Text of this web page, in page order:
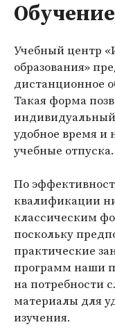
Обучение
Учебный центр
образования»
дистанционное
Такая форма
удобное время и
учебные отпуска.
По
квалификации
классическим
поскольку
практические
программ наши
на потребности
материалы для
изучения.